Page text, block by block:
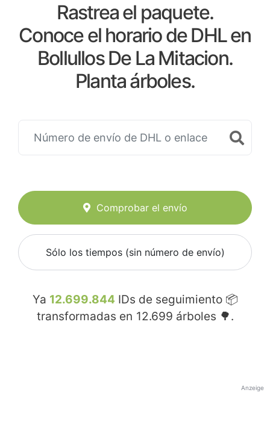
Rastrea el paquete.
Conoce el horario de DHL en
Bollullos De La Mitacion.
Planta árboles.
Comprobar el envío
Sólo los tiempos (sin número de envío)
Ya 12.699.844 IDs de seguimiento 📦
transformadas en 12.699 árboles 🌳.
Anzeige